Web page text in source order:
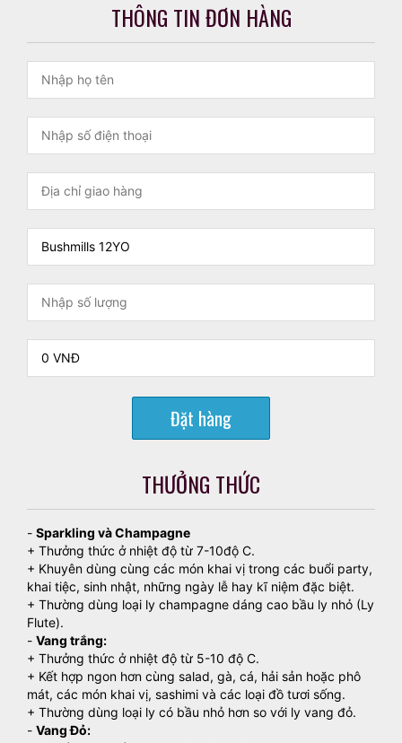
THÔNG TIN ĐƠN HÀNG
Đặt hàng
THƯỞNG THỨC
- Sparkling và Champagne
+ Thưởng thức ở nhiệt độ từ 7-10độ C.
+ Khuyên dùng cùng các món khai vị trong các buổi party,
khai tiệc, sinh nhật, những ngày lễ hay kĩ niệm đặc biệt.
+ Thường dùng loại ly champagne dáng cao bầu ly nhỏ (Ly
Flute).
- Vang trắng:
+ Thưởng thức ở nhiệt độ từ 5-10 độ C.
+ Kết hợp ngon hơn cùng salad, gà, cá, hải sản hoặc phô
mát, các món khai vị, sashimi và các loại đồ tươi sống.
+ Thường dùng loại ly có bầu nhỏ hơn so với ly vang đỏ.
- Vang Đỏ: